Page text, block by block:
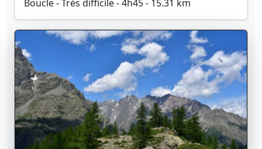
Boucle - Très difficile - 4h45 - 15.31 km